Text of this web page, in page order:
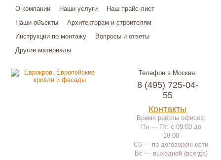
О компании Наши услуги
Наш прайс-лист
Наши объекты
Архитекторам и строителям
Инструкции по монтажу
Вопросы и ответы
Другие материалы
Телефон в Москве:
8 (495) 725-04-
55
Контакты
Время работы офисов:
Пн — Пт: с 09:00 до
18:00
Сб — по договоренности
Вс — выходной (всегда)